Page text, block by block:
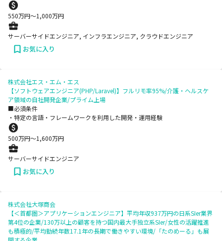
550万円〜1,000万円
サーバーサイドエンジニア, インフラエンジニア, クラウドエンジニア
お気に入り
株式会社エス・エム・エス
【ソフトウェアエンジニア(PHP/Laravel)】フルリモ率95%/介護・ヘルスケ
ア領域の自社開発企業/プライム上場
■必須条件
・特定の言語・フレームワークを利用した開発・運用経験
500万円〜1,600万円
サーバーサイドエンジニア
お気に入り
株式会社大塚商会
【＜首都圏＞アプリケーションエンジニア】平均年収937万円の日系SIer業界
第4位の企業/130万以上の顧客を持つ国内最大手独立系SIer/女性の活躍推進
も積極的/平均勤続年数17.1年の長期で働きやすい環境/「たのめーる」も展